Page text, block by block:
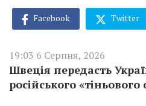
Facebook Twitter
19:03 6 Серпня, 2026
Швеція передасть
російського «тіньового